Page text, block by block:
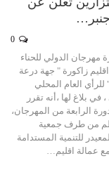
مهرجان الدولي للحناء
زاكورة " جهة درعة
للرأي العام المحلي
في بلاغ لها ،أنه تقرر
الرابعة من المهرجان،
من طرف جمعية
للتنمية المستدامة
عمالة اقليم…